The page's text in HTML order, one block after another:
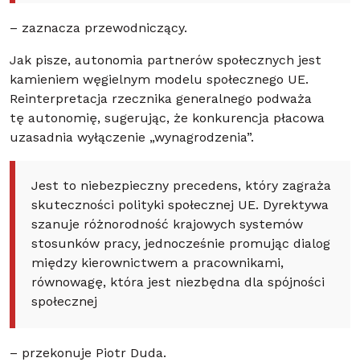
– zaznacza przewodniczący.
Jak pisze, autonomia partnerów społecznych jest
kamieniem węgielnym modelu społecznego UE.
Reinterpretacja rzecznika generalnego podważa
tę autonomię, sugerując, że konkurencja płacowa
uzasadnia wyłączenie „wynagrodzenia”.
Jest to niebezpieczny precedens, który zagraża
skuteczności polityki społecznej UE. Dyrektywa
szanuje różnorodność krajowych systemów
stosunków pracy, jednocześnie promując dialog
między kierownictwem a pracownikami,
równowagę, która jest niezbędna dla spójności
społecznej
– przekonuje Piotr Duda.